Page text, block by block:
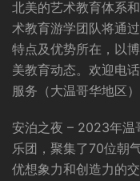
北美的艺术教育体系
术教育游学团队将通
特点及优势所在，以
美教育动态。欢迎电
服务（大温哥华地区）
安泊之夜 – 2023年温
乐团，聚集了70位朝
优想象力和创造力的